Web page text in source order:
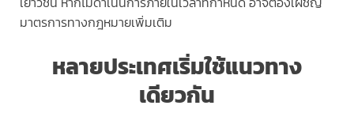
มาตรการทางกฎหมายเพิ่มเติม
หลายประเทศเริ่มใช้แนวทาง
เดียวกัน